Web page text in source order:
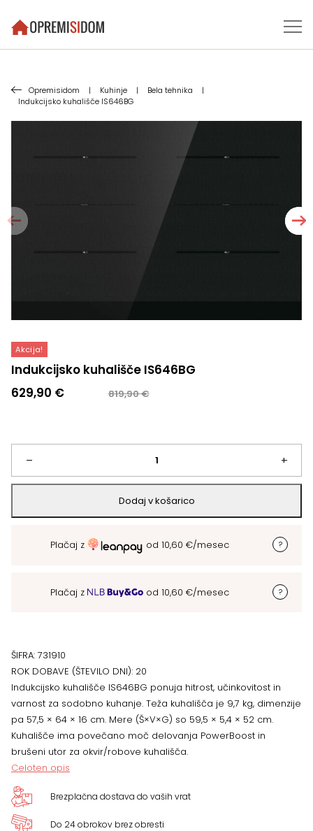
Opremisidom | Kuhinje | Bela tehnika
|
Indukcijsko kuhališče IS646BG
Akcija!
Indukcijsko kuhališče IS646BG
819,90€
Izvirna
bila:
819,90 €.
629,90 €
Trenutna
629,90 €.
–
Indukcijsko
kuhališče
IS646BG
+
Dodaj v košarico
Plačaj z od 10,60 €/mesec
Plačaj z od 10,60 €/mesec
ŠIFRA: 731910
ROK DOBAVE (ŠTEVILO DNI): 20
Indukcijsko kuhališče IS646BG ponuja hitrost, učinkovitost in
varnost za sodobno kuhanje. Teža kuhališča je 9,7 kg, dimenzije
pa 57,5 × 64 × 16 cm. Mere (Š×V×G) so 59,5 × 5,4 × 52 cm.
Kuhališče ima povečano moč delovanja PowerBoost in
brušeni utor za okvir/robove kuhališča.
Celoten opis
Brezplačna dostava do vaših vrat
Do 24 obrokov brez obresti